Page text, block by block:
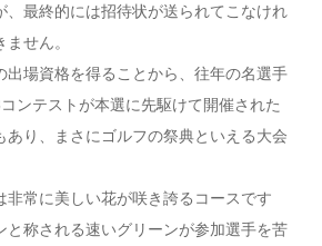
、最終的には招待状が送られてこなけれ
せん。
出場資格を得ることから、往年の名選手
ンテストが本選に先駆けて開催された
あり、まさにゴルフの祭典といえる大会
非常に美しい花が咲き誇るコースです
と称される速いグリーンが参加選手を苦